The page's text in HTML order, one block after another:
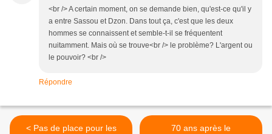
<br /> A certain moment, on se demande bien, qu'est-ce qu'il y
a entre Sassou et Dzon. Dans tout ça, c'est que les deux
hommes se connaissent et semble-t-il se fréquentent
nuitamment. Mais où se trouve<br /> le problème? L'argent ou
le pouvoir? <br />
Répondre
< Pas de place pour les
70 ans après le